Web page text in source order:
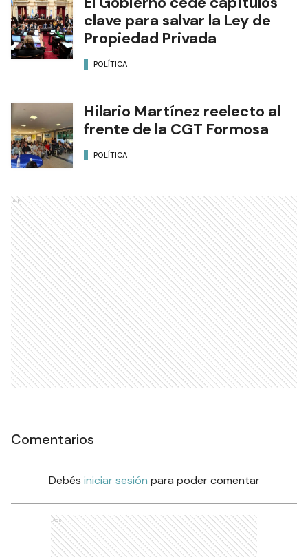
clave para salvar la Ley de
Propiedad Privada
POLÍTICA
Hilario Martínez reelecto al
frente de la CGT Formosa
POLÍTICA
Ads
Comentarios
Debés iniciar sesión para poder comentar
Ads